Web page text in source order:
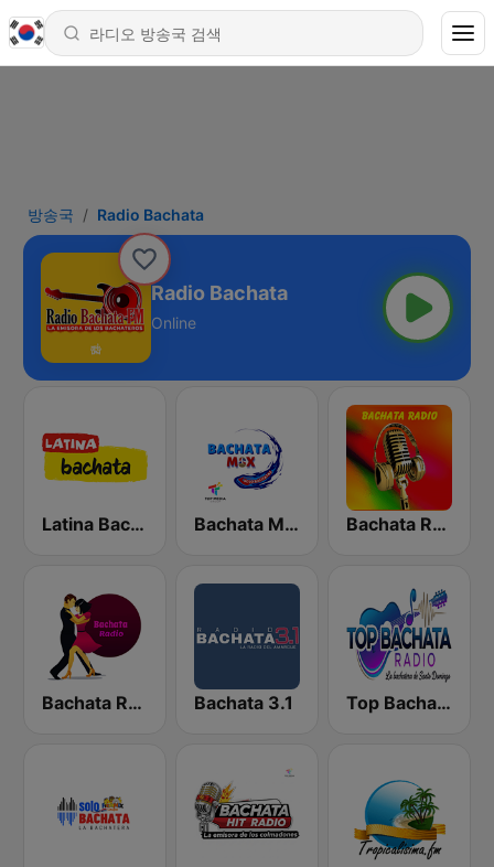
방송국 Radio Bachata
Radio Bachata
Online
Latina Bachata Bachata Mix Radio Bachata Radio
Bachata Radio Bachata 3.1 Top Bachata Radio